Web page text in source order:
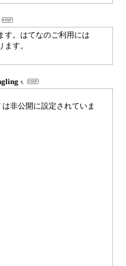
す。はてなのご利用には
す。
非公開に設定されていま